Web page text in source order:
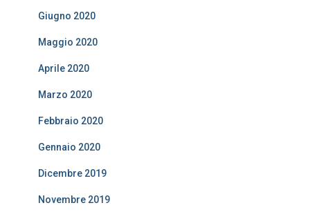
Giugno 2020
Maggio 2020
Aprile 2020
Marzo 2020
Febbraio 2020
Gennaio 2020
Dicembre 2019
Novembre 2019